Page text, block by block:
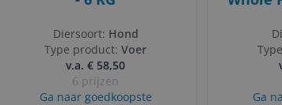
Diersoort: Hond
Type product: Voer
v.a. € 58,50
6 prijzen
Ga naar goedkoopste
Ga